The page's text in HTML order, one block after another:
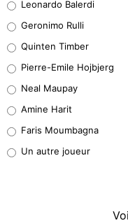
32%
5%
1%
9%
Leonardo Balerdi
Geronimo Rulli
Quinten Timber
Pierre-Emile Hojbjerg
Neal Maupay
Amine Harit
Faris Moumbagna
Un autre joueur